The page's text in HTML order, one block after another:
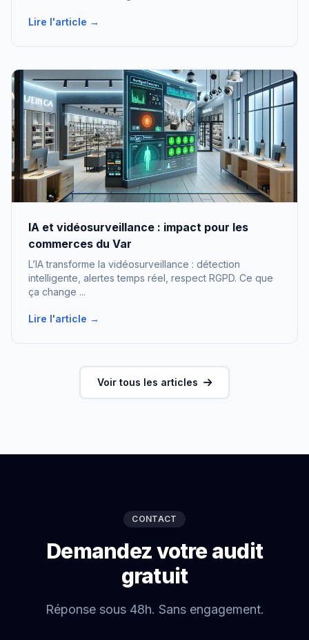
Lire l'article →
IA et vidéosurveillance : impact pour les
commerces du Var
L’IA transforme la vidéosurveillance : détection
intelligente, alertes temps réel, respect RGPD. Ce que
ça change ...
Lire l'article →
Voir tous les articles
CONTACT
Demandez votre audit
gratuit
Réponse sous 48h. Sans engagement.